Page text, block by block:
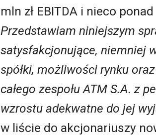
mln zł EBITDA i nieco
Przedstawiam niniejszym
satysfakcjonujące, niemniej
spółki, możliwości rynku
całego zespołu ATM S.A. z
wzrostu adekwatne do jej
w liście do akcjonariuszy